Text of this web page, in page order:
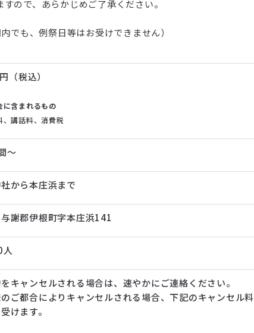
ので、あらかじめご了承ください。
でも、例祭日等はお受けできません）
（税込）
に含まれるもの
、講話料、消費税
～
から本庄浜まで
謝郡伊根町字本庄浜141
人
キャンセルされる場合は、速やかにご連絡ください。
ご都合によりキャンセルされる場合、下記のキャンセル料
けます。